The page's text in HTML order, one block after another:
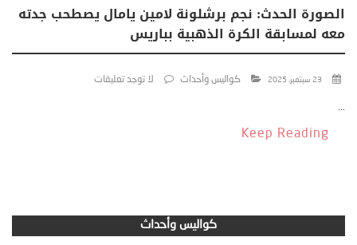
الصورة الحدث: نجم برشلونة لامين يامال يصطحب جدته
معه لمسابقة الكرة الذهبية بباريس
23 سبتمبر، 2025 كواليس وأحداث لا توجد تعليقات
...
Keep Reading
كواليس وأحداث